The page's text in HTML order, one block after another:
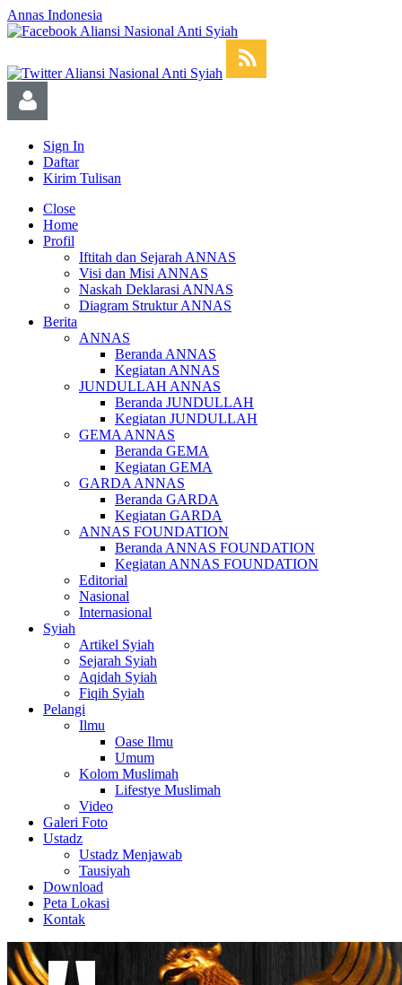
Annas Indonesia
Sign In
Daftar
Kirim Tulisan
Close
Home
Profil
Iftitah dan Sejarah ANNAS
Visi dan Misi ANNAS
Naskah Deklarasi ANNAS
Diagram Struktur ANNAS
Berita
ANNAS
Beranda ANNAS
Kegiatan ANNAS
JUNDULLAH ANNAS
Beranda JUNDULLAH
Kegiatan JUNDULLAH
GEMA ANNAS
Beranda GEMA
Kegiatan GEMA
GARDA ANNAS
Beranda GARDA
Kegiatan GARDA
ANNAS FOUNDATION
Beranda ANNAS FOUNDATION
Kegiatan ANNAS FOUNDATION
Editorial
Nasional
Internasional
Syiah
Artikel Syiah
Sejarah Syiah
Aqidah Syiah
Fiqih Syiah
Pelangi
Ilmu
Oase Ilmu
Umum
Kolom Muslimah
Lifestye Muslimah
Video
Galeri Foto
Ustadz
Ustadz Menjawab
Tausiyah
Download
Peta Lokasi
Kontak